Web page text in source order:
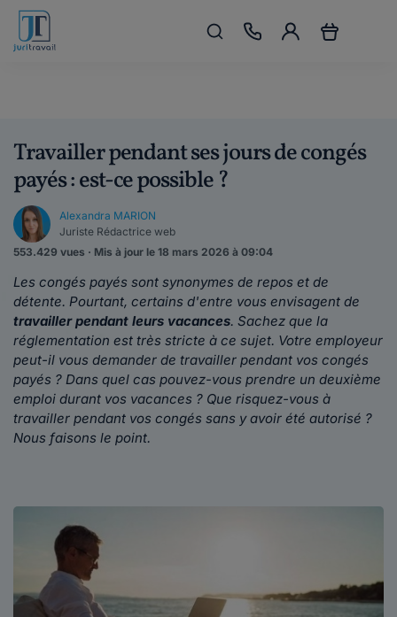
Travailler pendant ses jours de congés
payés : est-ce possible ?
Alexandra MARION
Juriste Rédactrice web
553.429 vues · Mis à jour le 18 mars 2026 à 09:04
Les congés payés sont synonymes de repos et de
détente. Pourtant, certains d'entre vous envisagent de
travailler pendant leurs vacances. Sachez que la
réglementation est très stricte à ce sujet. Votre employeur
peut-il vous demander de travailler pendant vos congés
payés ? Dans quel cas pouvez-vous prendre un deuxième
emploi durant vos vacances ? Que risquez-vous à
travailler pendant vos congés sans y avoir été autorisé ?
Nous faisons le point.